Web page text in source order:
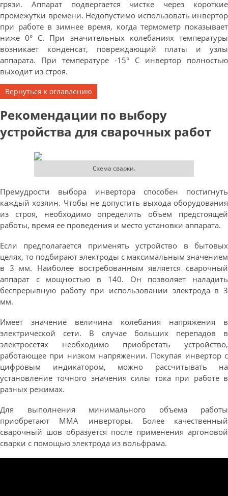
грязи. Аппарат подвергается чистке через короткие
промежутки времени. Недопустимо использовать инвертор
при работе в зимнее время, когда термометр показывает
ниже 0° C. При значительных колебаниях температуры
возникает конденсат, повреждающий платы и узлы
аппарата. При температуре -15° C инвертор полностью
выходит из строя.
Вернуться к оглавлению
Рекомендации по выбору
устройства для сварочных работ
Схема сварки.
Премудрости выбора инвертора способен постигнуть
каждый хозяин. Чтобы не допустить выхода оборудования
из строя, необходимо определить объем предстоящей
работы, время ее проведения и место установки аппарата.
Если предполагается применять устройство в бытовых
целях, то подбирают электроды с максимальным значением
в 3 мм. Наиболее востребованным является сварочный
аппарат с мощностью в 140. Он позволяет наладить
беспрерывную работу при использовании электрода в 3
мм.
Имеет значение величина колебания напряжения в
электрической сети. В случае больших перепадов в
электросетях необходимо приобретать устройство,
работающее при низком напряжении. Покупая инвертор с
цифровым индикатором, можно рассчитывать на
установление точного значения силы тока при работе в
разных режимах.
Для выполнения минимального объема работы
приобретают ММА инверторы. Более качественный
сварочный шов образуется после применения аргоновой
сварки с помощью электрода из вольфрама.